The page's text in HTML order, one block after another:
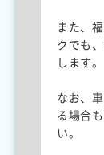
また、
クでも
します。
なお、
る場合
い。